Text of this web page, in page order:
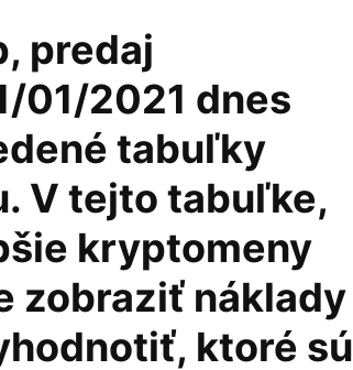
predaj
01/2021 dnes
tabuľky
V tejto tabuľke,
kryptomeny
zobraziť náklady
ktoré sú